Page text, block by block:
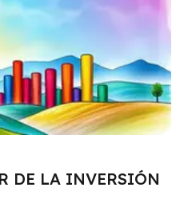
DE LA INVERSIÓN